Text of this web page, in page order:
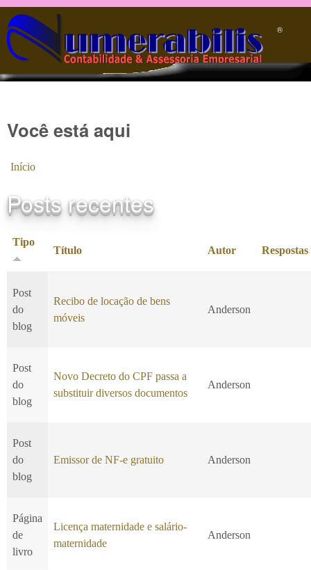
Pular para o conteúdo principal
®️
Você está aqui
Início
Posts recentes
Tipo
Título Autor Respostas
Post
do
blog
Recibo de locação de bens
móveis
Anderson
Post
do
blog
Novo Decreto do CPF passa a
substituir diversos documentos
Anderson
Post
do
blog
Emissor de NF-e gratuito Anderson
Página
de
livro
Licença maternidade e salário-
maternidade
Anderson